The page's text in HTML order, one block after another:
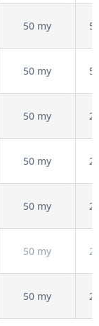
50 my
50 my
50 my
50 my
50 my
50 my
50 my